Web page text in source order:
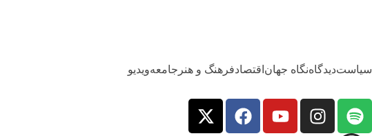
سیاستدیدگاهنگاه جهان اقتصادفرهنگ و هنر جامعهویدیو